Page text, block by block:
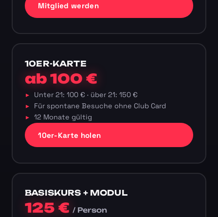
Mitglied werden
10ER-KARTE
ab 100 €
Unter 21: 100 € · über 21: 150 €
Für spontane Besuche ohne Club Card
12 Monate gültig
10er-Karte holen
BASISKURS + MODUL
125 €/ Person